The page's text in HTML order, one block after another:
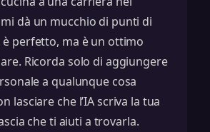
dà un mucchio di punti di
è perfetto, ma è un ottimo
Ricorda solo di aggiungere
a qualunque cosa
lasciare che l’IA scriva la tua
che ti aiuti a trovarla.